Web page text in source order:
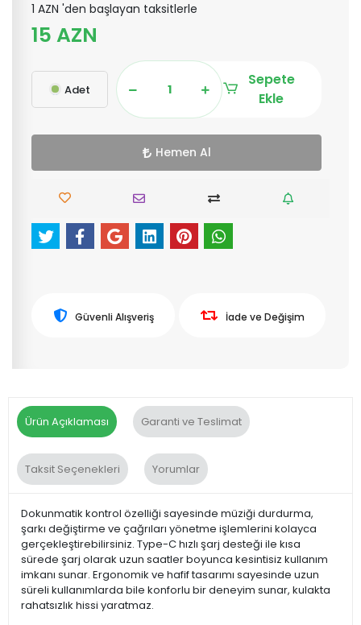
1 AZN 'den başlayan taksitlerle
15 AZN
Adet
Sepete
Ekle
Hemen Al
Güvenli Alışveriş İade ve Değişim
Ürün Açıklaması Garanti ve Teslimat
Taksit Seçenekleri Yorumlar
Dokunmatik kontrol özelliği sayesinde müziği durdurma,
şarkı değiştirme ve çağrıları yönetme işlemlerini kolayca
gerçekleştirebilirsiniz. Type-C hızlı şarj desteği ile kısa
sürede şarj olarak uzun saatler boyunca kesintisiz kullanım
imkanı sunar. Ergonomik ve hafif tasarımı sayesinde uzun
süreli kullanımlarda bile konforlu bir deneyim sunar, kulakta
rahatsızlık hissi yaratmaz.